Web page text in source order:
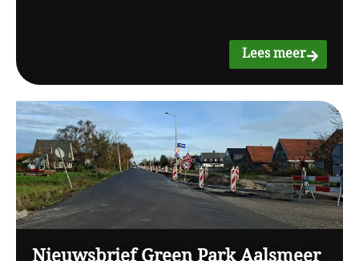
Lees meer